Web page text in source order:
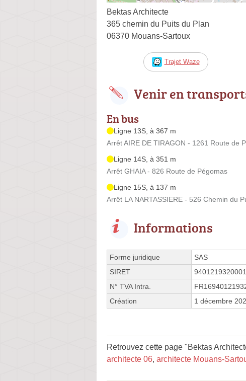
Bektas Architecte
365 chemin du Puits du Plan
06370 Mouans-Sartoux
Trajet Waze
Venir en
En bus
Ligne 13S, à 367 m
Arrêt AIRE DE TIRAGON - 1261 Route de
Ligne 14S, à 351 m
Arrêt GHAIA - 826 Route de Pégomas
Ligne 15S, à 137 m
Arrêt LA NARTASSIERE - 526 Chemin du
Informations
Forme juridique
SAS
SIRET
N° TVA Intra.
Création
1 décembre
Retrouvez cette page "Bektas
architecte 06, architecte Mouans-